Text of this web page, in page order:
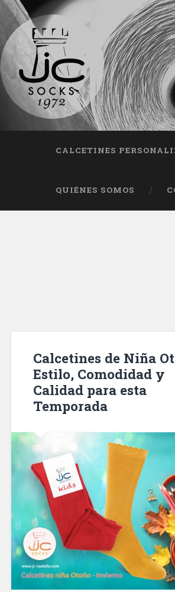
CALCETINES
QUIÉNES SOMOS
Calcetines de Niña
Estilo, Comodidad y
Calidad para esta
Temporada